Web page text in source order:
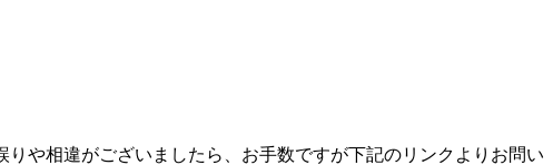
や相違がございましたら、お手数ですが下記のリンクよりお問い